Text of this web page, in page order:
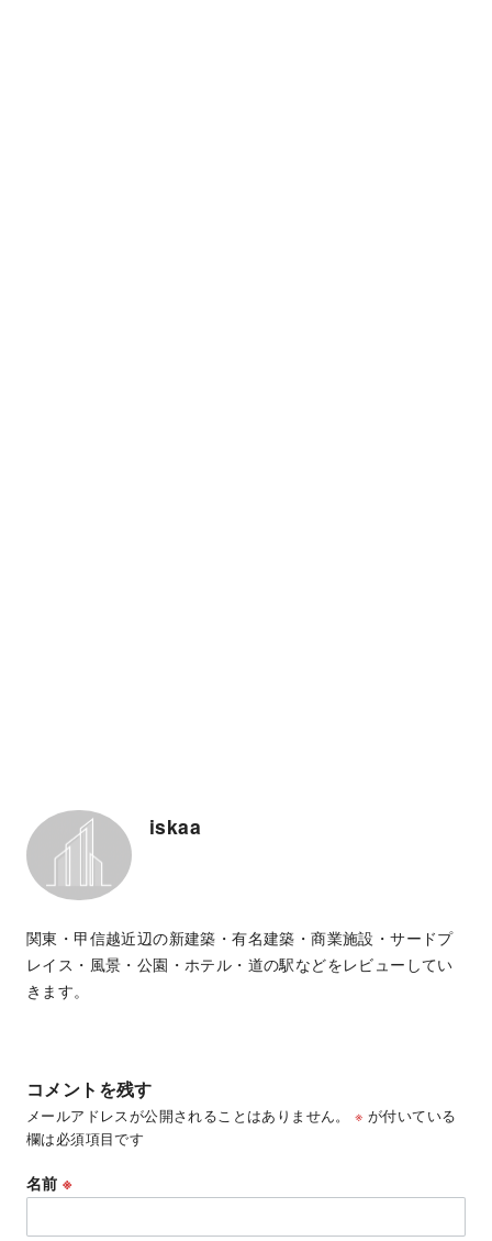
iskaa
関東・甲信越近辺の新建築・有名建築・商業施設・サードプ
レイス・風景・公園・ホテル・道の駅などをレビューしてい
きます。
コメントを残す
メールアドレスが公開されることはありません。 ※ が付いている
欄は必須項目です
名前※